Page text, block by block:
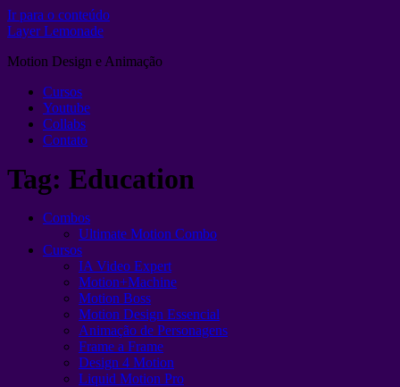
Ir para o conteúdo
Layer Lemonade
Motion Design e Animação
Cursos
Youtube
Collabs
Contato
Tag: Education
Combos
Ultimate Motion Combo
Cursos
IA Video Expert
Motion+Machine
Motion Boss
Motion Design Essencial
Animação de Personagens
Frame a Frame
Design 4 Motion
Liquid Motion Pro